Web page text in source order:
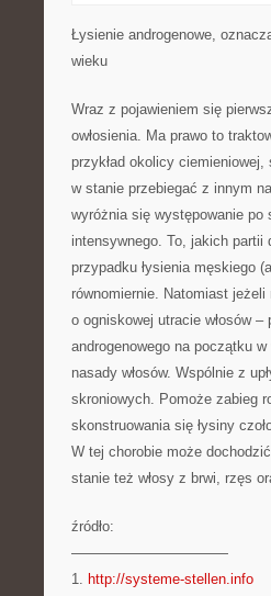
Łysienie androgenowe,
wieku
Wraz z pojawieniem się
owłosienia. Ma prawo to
przykład okolicy
w stanie przebiegać z innym
wyróżnia się występowanie po
intensywnego. To, jakich
przypadku łysienia męskiego
równomiernie. Natomiast
o ogniskowej utracie włosów –
androgenowego na początku
nasady włosów. Wspólnie z
skroniowych. Pomoże zabieg
skonstruowania się łysiny
W tej chorobie może
stanie też włosy z brwi, rzęs
źródło:
———————————
1. http://systeme-stellen.info